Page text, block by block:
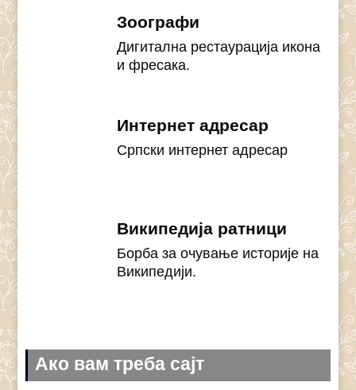
Зоографи
Дигитална рестаурација икона
и фресака.
Интернет адресар
Српски интернет адресар
Википедија ратници
Борба за очување историје на
Википедији.
Ако вам треба сајт